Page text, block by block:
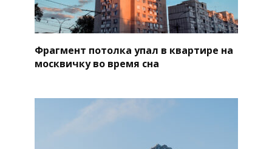
Фрагмент потолка упал в квартире на
москвичку во время сна